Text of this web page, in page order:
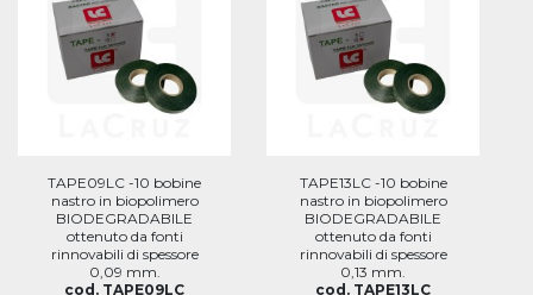
TAPE09LC -10 bobine
nastro in biopolimero
BIODEGRADABILE
ottenuto da fonti
rinnovabili di spessore
0,09 mm.
cod. TAPE09LC
TAPE13LC -10 bobine
nastro in biopolimero
BIODEGRADABILE
ottenuto da fonti
rinnovabili di spessore
0,13 mm.
cod. TAPE13LC